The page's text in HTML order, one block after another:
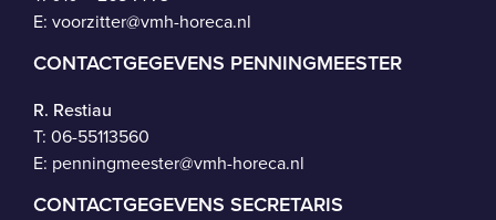
E: voorzitter@vmh-horeca.nl
CONTACTGEGEVENS PENNINGMEESTER
R. Restiau
T: 06-55113560
E: penningmeester@vmh-horeca.nl
CONTACTGEGEVENS SECRETARIS